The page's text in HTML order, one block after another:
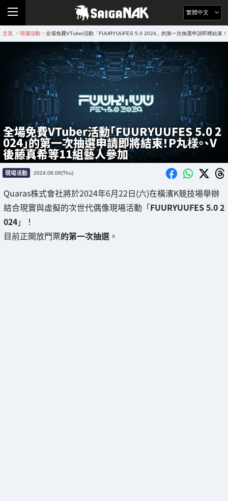
繁體中文
主頁 > 現場活動 > 全場免費VTuber活動「FUURYUUFES 5.0 2024」的第一次抽選申請即將結束
全場免費VTuber活動「FUURYUUFES 5.0 2
024」的第一次抽選申請即將結束！P丸様。、V
後藤真希等11組藝人參加
現場活動 2024.06.06(Thu)
Quaras株式會社將於2024年6月22日(六)在橫濱K競技場舉辦
結合現實與虛擬的次世代偶像現場活動「FUURYUUFES 5.0 2
024」！
目前正開放門票的第一次抽選 。